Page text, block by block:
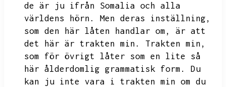
de är ju ifrån Somalia och alla
världens hörn.
Men deras inställning,
som den här låten handlar om,
är att
det här är trakten min.
Trakten min,
som för övrigt låter som en lite så
här ålderdomlig grammatisk form.
Du
kan ju inte vara i trakten min om du